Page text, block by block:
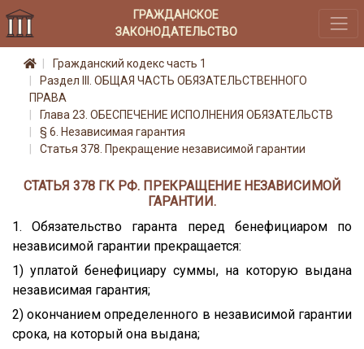
ГРАЖДАНСКОЕ
ЗАКОНОДАТЕЛЬСТВО
Гражданский кодекс часть 1
Раздел III. ОБЩАЯ ЧАСТЬ ОБЯЗАТЕЛЬСТВЕННОГО
ПРАВА
Глава 23. ОБЕСПЕЧЕНИЕ ИСПОЛНЕНИЯ ОБЯЗАТЕЛЬСТВ
§ 6. Независимая гарантия
Статья 378. Прекращение независимой гарантии
СТАТЬЯ 378 ГК РФ. ПРЕКРАЩЕНИЕ НЕЗАВИСИМОЙ
ГАРАНТИИ.
1. Обязательство гаранта перед бенефициаром по
независимой гарантии прекращается:
1) уплатой бенефициару суммы, на которую выдана
независимая гарантия;
2) окончанием определенного в независимой гарантии
срока, на который она выдана;